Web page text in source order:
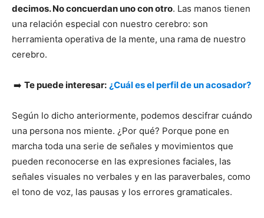
decimos. No concuerdan uno con otro. Las manos tienen
una relación especial con nuestro cerebro: son
herramienta operativa de la mente, una rama de nuestro
cerebro.
➡️ Te puede interesar: ¿Cuál es el perfil de un acosador?
Según lo dicho anteriormente, podemos descifrar cuándo
una persona nos miente. ¿Por qué? Porque pone en
marcha toda una serie de señales y movimientos que
pueden reconocerse en las expresiones faciales, las
señales visuales no verbales y en las paraverbales, como
el tono de voz, las pausas y los errores gramaticales.